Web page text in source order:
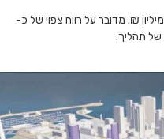
שווי משוער של דירה בפרויקט יגיע לכ- 6 מיליון ₪. מדובר על רווח צפוי של כ-